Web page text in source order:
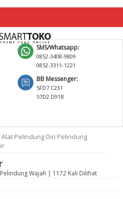
SMS/Whatsapp:
0852-3408-9809
0852-3311-1221
BB Messenger:
5FD7 C231
57D2 D91B
Alat Pelindung Diri Pelindung
Pelindung Wajah | 1172 Kali Dilihat